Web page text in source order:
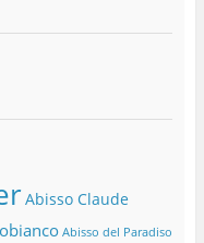
Abisso Claude
Abisso del Paradiso